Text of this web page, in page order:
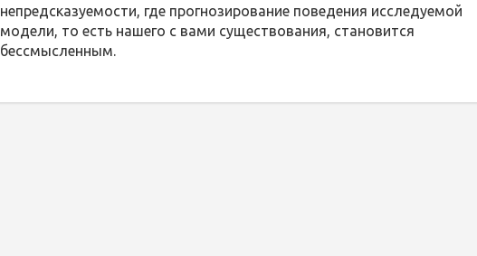
непредсказуемости, где прогнозирование поведения исследуемой
модели, то есть нашего с вами существования, становится
бессмысленным.